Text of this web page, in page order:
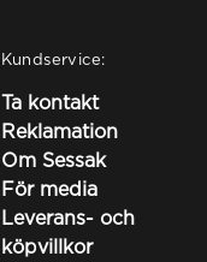
Kundservice:
Ta kontakt
Reklamation
Om Sessak
För media
Leverans- och
köpvillkor